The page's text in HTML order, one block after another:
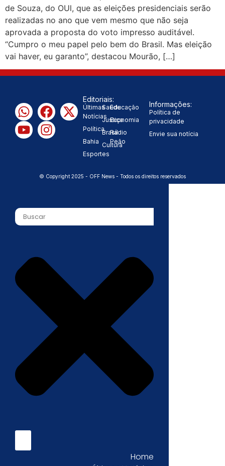
decisão de caminhar com Flávio
Bolsonaro”, diz Junior Marabá
Leandro de Jesus discorda de
“Precisamos dar condições para as
pessoas evoluírem” |
de Souza, do OUl, que as eleições presidenciais serão
realizadas no ano que vem mesmo que não seja
aprovada a proposta do voto impresso auditável.
“Cumpro o meu papel pelo bem do Brasil. Mas eleição
vai haver, eu garanto”, destacou Mourão, […]
Editoriais:
Últimas
Notícias
Política
Bahia
Esportes
Saúde
Justiça
Brasil
Cultura
Educação
Economia
Rádio
Peão
Informações:
Política de
privacidade
Envie sua notícia
© Copyright 2025 - OFF News - Todos os direitos reservados
Home